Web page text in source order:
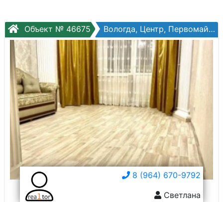
Объект № 46675 Вологда, Центр, Первомайская, №31а
8 (964) 670-9792
Светлана